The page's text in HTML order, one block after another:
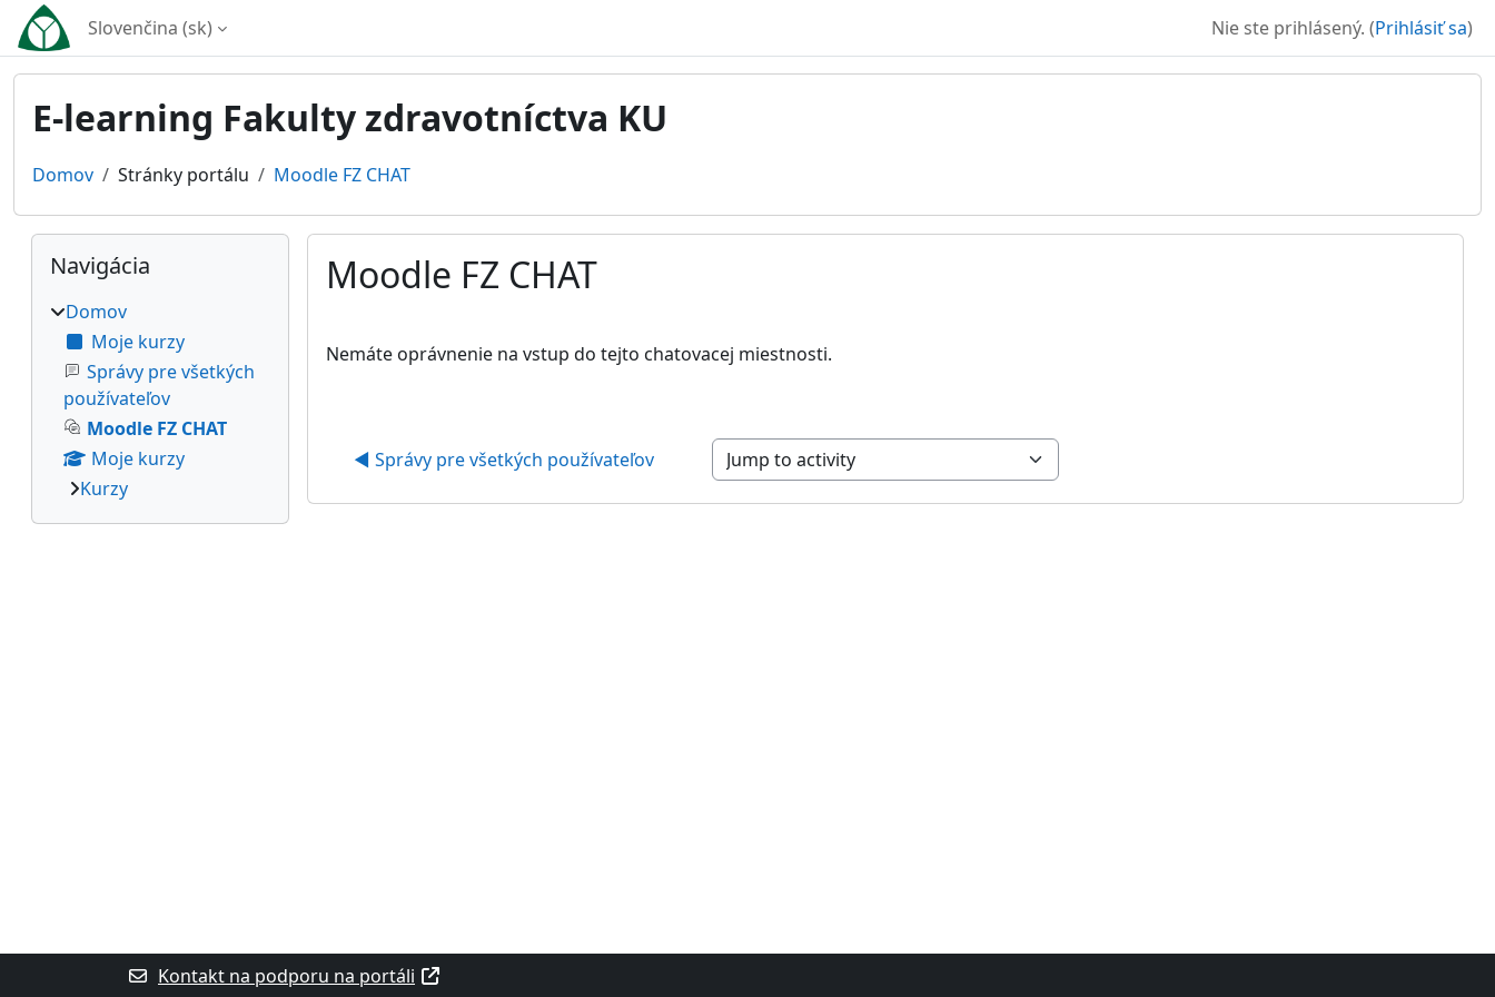
Preskočiť na hlavný obsah
Slovenčina ‎(sk)‎ Nie ste prihlásený. (Prihlásiť sa)
E-learning Fakulty zdravotníctva KU
Domov Stránky portálu Moodle FZ CHAT
Moodle FZ CHAT
Nemáte oprávnenie na vstup do tejto chatovacej miestnosti.
◀︎ Správy pre všetkých používateľov Jump to activity
Bloky
Preskočiť Navigácia
Navigácia
Domov
Moje kurzy
Správy pre všetkých
používateľov
Moodle FZ CHAT
Moje kurzy
Kurzy
Kontakt na podporu na portáli